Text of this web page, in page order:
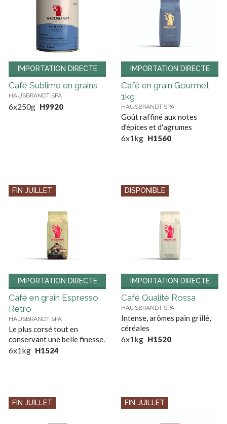
IMPORTATION DIRECTE
Café Sublime en grains
HAUSBRANDT SPA
6x250g H9920
IMPORTATION DIRECTE
Café en grain Gourmet
1kg
HAUSBRANDT SPA
Goût raffiné aux notes
d'épices et d'agrumes
6x1kg H1560
IMPORTATION DIRECTE
FIN JUILLET
Café en grain Espresso
Retro
HAUSBRANDT SPA
Le plus corsé tout en
conservant une belle finesse.
6x1kg H1524
IMPORTATION DIRECTE
DISPONIBLE
Café Qualité Rossa
HAUSBRANDT SPA
Intense, arômes pain grillé,
céréales
6x1kg H1520
FIN JUILLET FIN JUILLET